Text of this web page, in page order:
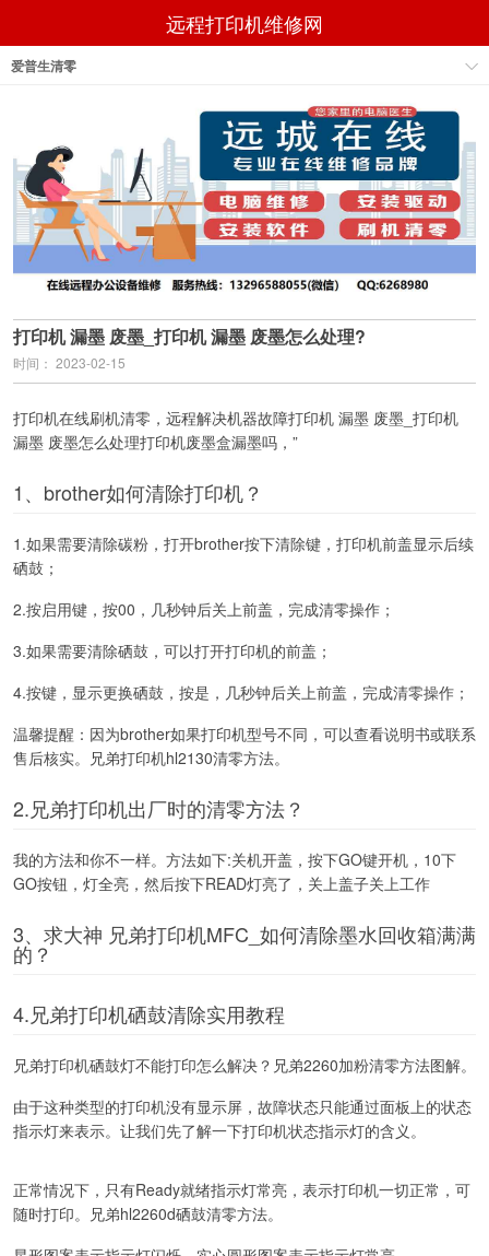
远程打印机维修网
爱普生清零
打印机 漏墨 废墨_打印机 漏墨 废墨怎么处理?
时间： 2023-02-15
打印机在线刷机清零，远程解决机器故障打印机 漏墨 废墨_打印机
漏墨 废墨怎么处理打印机废墨盒漏墨吗，”
1、brother如何清除打印机？
1.如果需要清除碳粉，打开brother按下清除键，打印机前盖显示后续
硒鼓；
2.按启用键，按00，几秒钟后关上前盖，完成清零操作；
3.如果需要清除硒鼓，可以打开打印机的前盖；
4.按键，显示更换硒鼓，按是，几秒钟后关上前盖，完成清零操作；
温馨提醒：因为brother如果打印机型号不同，可以查看说明书或联系
售后核实。兄弟打印机hl2130清零方法。
2.兄弟打印机出厂时的清零方法？
我的方法和你不一样。方法如下:关机开盖，按下GO键开机，10下
GO按钮，灯全亮，然后按下READ灯亮了，关上盖子关上工作
3、求大神 兄弟打印机MFC_如何清除墨水回收箱满满
的？
4.兄弟打印机硒鼓清除实用教程
兄弟打印机硒鼓灯不能打印怎么解决？兄弟2260加粉清零方法图解。
由于这种类型的打印机没有显示屏，故障状态只能通过面板上的状态
指示灯来表示。让我们先了解一下打印机状态指示灯的含义。
正常情况下，只有Ready就绪指示灯常亮，表示打印机一切正常，可
随时打印。兄弟hl2260d硒鼓清零方法。